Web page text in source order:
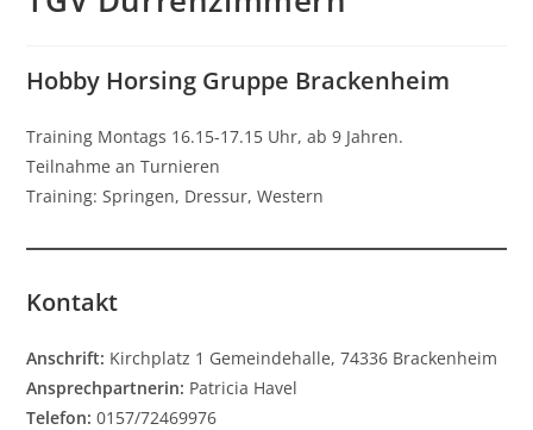
Hobby Horsing Gruppe Brackenheim
Training Montags 16.15-17.15 Uhr, ab 9 Jahren.
Teilnahme an Turnieren
Training: Springen, Dressur, Western
Kontakt
Anschrift: Kirchplatz 1 Gemeindehalle, 74336 Brackenheim
Ansprechpartnerin: Patricia Havel
Telefon: 0157/72469976